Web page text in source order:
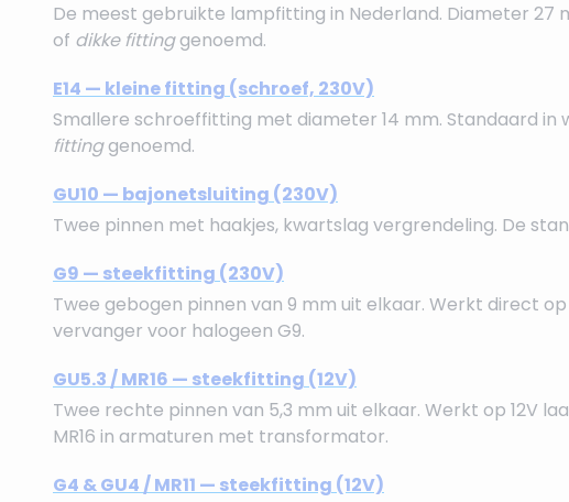
De meest gebruikte lampfitting in Nederland. Diameter
of dikke fittinggenoemd.
E14 — kleine fitting (schroef, 230V)
Smallere schroeffitting met diameter 14 mm. Standaard
fittinggenoemd.
GU10 — bajonetsluiting (230V)
Twee pinnen met haakjes, kwartslag vergrendeling. De
G9 — steekfitting (230V)
Twee gebogen pinnen van 9 mm uit elkaar. Werkt direct
vervanger voor halogeen G9.
GU5.3 / MR16 — steekfitting (12V)
Twee rechte pinnen van 5,3 mm uit elkaar. Werkt op 12V
MR16 in armaturen met transformator.
G4 & GU4 / MR11 — steekfitting (12V)